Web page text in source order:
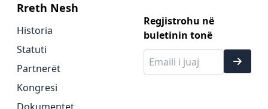
Rreth Nesh
Historia
Statuti
Partnerët
Kongresi
Regjistrohu në
buletinin tonë